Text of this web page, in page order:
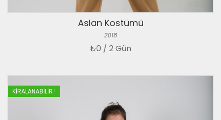
Aslan Kostümü
2018
₺0 / 2 Gün
KIRALANABILIR !